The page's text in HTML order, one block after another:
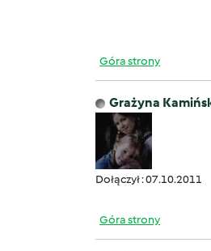
Góra strony
Grażyna
Dołączył : 07.10.2011
Góra strony